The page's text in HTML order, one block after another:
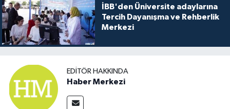
İBB'den Üniversite adaylarına
Tercih Dayanışma ve Rehberlik
Merkezi
EDITÖR HAKKINDA
Haber Merkezi